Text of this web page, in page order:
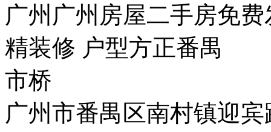
广州广州房屋二手房免
精装修 户型方正番禺
市桥
广州市番禺区南村镇迎